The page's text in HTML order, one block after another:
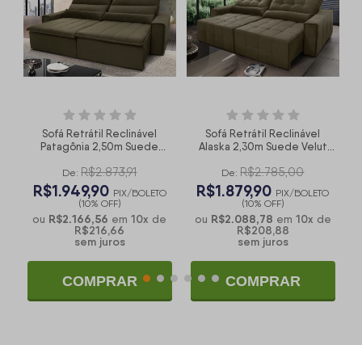
Sofá Retrátil Reclinável
Patagônia 2,50m Suede
Assento - King House
De: R$2.873,91
R$1.949,90 PIX/BOLETO
(10% OFF)
ou R$2.166,56 em10x de
R$216,66
sem juros
COMPRAR
Sofá Retrátil Reclinável
Alaska 2,30m Suede Velut
King House
De: R$2.785,00
R$1.879,90 PIX/BOLETO
(10% OFF)
ou R$2.088,78 em 10x de
R$208,88
sem juros
COMPRAR